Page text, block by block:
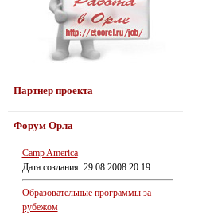
Партнер проекта
Форум Орла
Camp America
Дата создания: 29.08.2008 20:19
Образовательные программы за
рубежом